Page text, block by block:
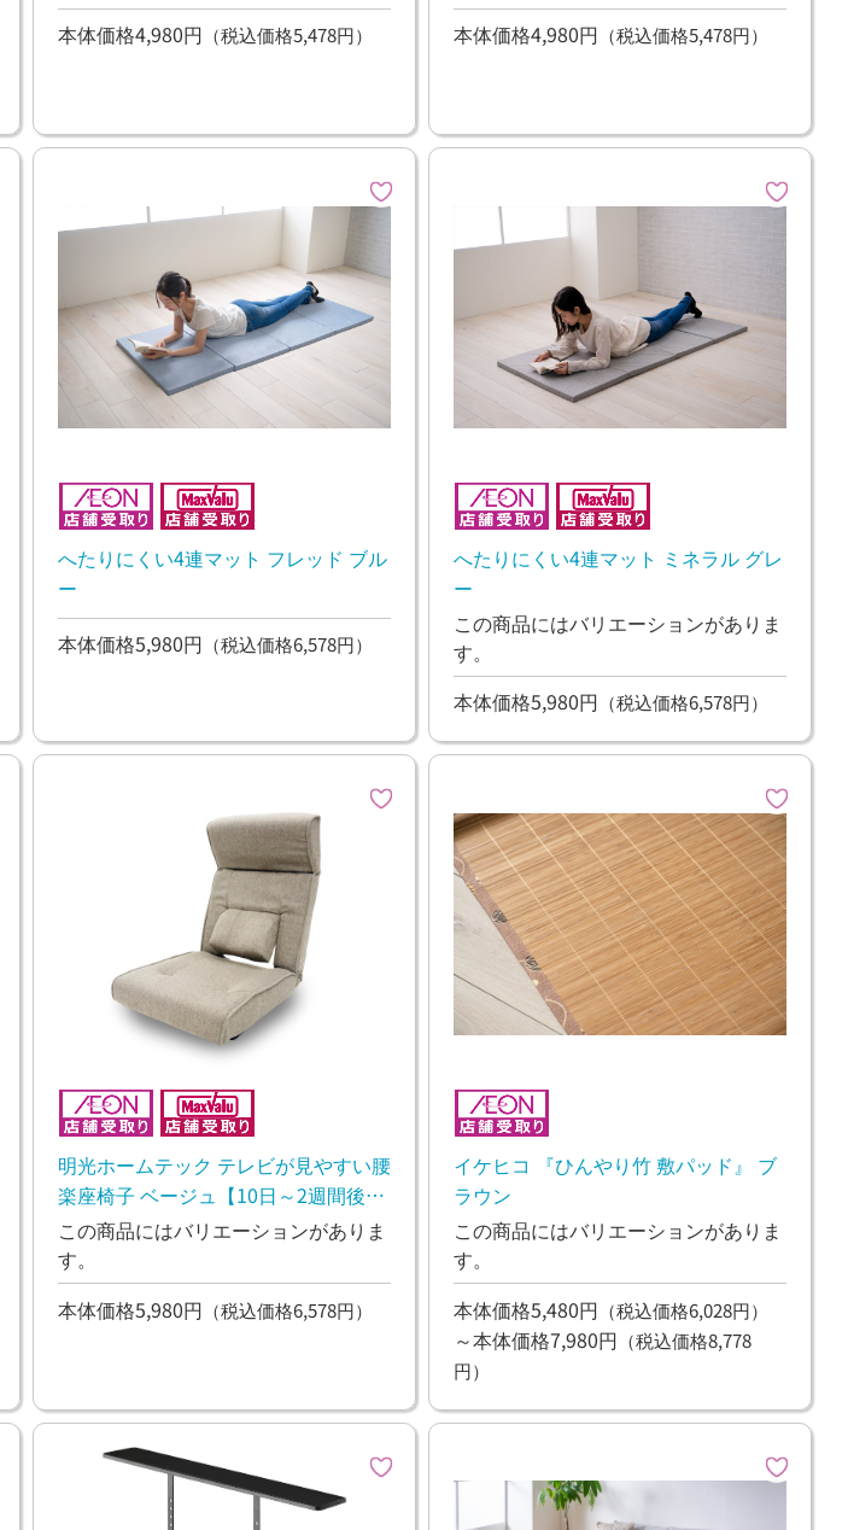
本体価格4,980円 （税込価格5,478円）
本体価格4,980円 （税込価格5,478円）
へたりにくい4連マット フレッド ブル
ー
本体価格5,980円 （税込価格6,578円）
へたりにくい4連マット ミネラル グレ
ー
この商品にはバリエーションがありま
す。
本体価格5,980円 （税込価格6,578円）
明光ホームテック テレビが見やすい腰
楽座椅子 ベージュ【10日～2週間後の
お渡し】
この商品にはバリエーションがありま
す。
本体価格5,980円 （税込価格6,578円）
イケヒコ 『ひんやり竹 敷パッド』 ブ
ラウン
この商品にはバリエーションがありま
す。
本体価格5,480円 （税込価格6,028円）
～本体価格7,980円 （税込価格8,778
円）